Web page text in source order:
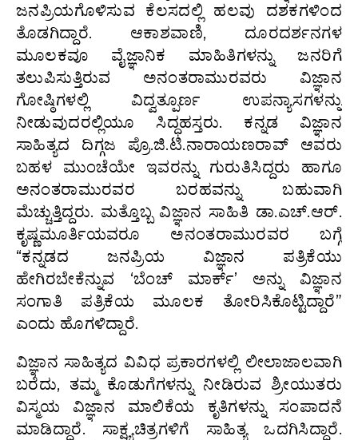
ಜನಪ್ರಿಯಗೊಳಿಸುವ ಕೆಲಸದಲ್ಲಿ ಹಲವು ದಶಕಗಳಿಂದ
ತೊಡಗಿದ್ದಾರೆ. ಆಕಾಶವಾಣಿ, ದೂರದರ್ಶನಗಳ
ಮೂಲಕವೂ ವೈಜ್ಞಾನಿಕ ಮಾಹಿತಿಗಳನ್ನು ಜನರಿಗೆ
ತಲುಪಿಸುತ್ತಿರುವ ಅನಂತರಾಮುರವರು ವಿಜ್ಞಾನ
ಗೋಷ್ಠಿಗಳಲ್ಲಿ ವಿದ್ವತ್ಪೂರ್ಣ ಉಪನ್ಯಾಸಗಳನ್ನು
ನೀಡುವುದರಲ್ಲಿಯೂ ಸಿದ್ಧಹಸ್ತರು. ಕನ್ನಡ ವಿಜ್ಞಾನ
ಸಾಹಿತ್ಯದ ದಿಗ್ಗಜ ಪ್ರೊ.ಜಿ.ಟಿ.ನಾರಾಯಣರಾವ್ ಆವರು
ಬಹಳ ಮುಂಚೆಯೇ ಇವರನ್ನು ಗುರುತಿಸಿದ್ದರು ಹಾಗೂ
ಅನಂತರಾಮುರವರ ಬರಹವನ್ನು ಬಹುವಾಗಿ
ಮೆಚ್ಚುತ್ತಿದ್ದರು. ಮತ್ತೊಬ್ಬ ವಿಜ್ಞಾನ ಸಾಹಿತಿ ಡಾ.ಎಚ್‍.ಆರ್.
ಕೃಷ್ಣಮೂರ್ತಿಯವರೂ ಅನಂತರಾಮುರವರ ಬಗ್ಗೆ
“ಕನ್ನಡದ ಜನಪ್ರಿಯ ವಿಜ್ಞಾನ ಪತ್ರಿಕೆಯು
ಹೇಗಿರಬೇಕೆನ್ನುವ ‘ಬೆಂಚ್‍ ಮಾರ್ಕ್’ ಅನ್ನು ವಿಜ್ಞಾನ
ಸಂಗಾತಿ ಪತ್ರಿಕೆಯ ಮೂಲಕ ತೋರಿಸಿಕೊಟ್ಟಿದ್ದಾರೆ”
ಎಂದು ಹೊಗಳಿದ್ದಾರೆ.
ವಿಜ್ಞಾನ ಸಾಹಿತ್ಯದ ವಿವಿಧ ಪ್ರಕಾರಗಳಲ್ಲಿ ಲೀಲಾಜಾಲವಾಗಿ
ಬರೆದು, ತಮ್ಮ ಕೊಡುಗೆಗಳನ್ನು ನೀಡಿರುವ ಶ್ರೀಯುತರು
ವಿಸ್ಮಯ ವಿಜ್ಞಾನ ಮಾಲಿಕೆಯ ಕೃತಿಗಳನ್ನು ಸಂಪಾದನೆ
ಮಾಡಿದ್ದಾರೆ. ಸಾಕ್ಷ್ಯಚಿತ್ರಗಳಿಗೆ ಸಾಹಿತ್ಯ ಒದಗಿಸಿದ್ದಾರೆ.